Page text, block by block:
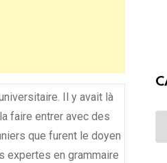
Il y avait là
faire entrer avec des
que furent le doyen
expertes en grammaire